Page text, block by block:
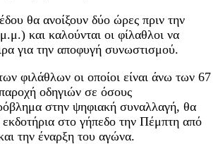
θα ανοίξουν δύο ώρες πριν την
και καλούνται οι φίλαθλοι να
για την αποφυγή συνωστισμού.
φιλάθλων οι οποίοι είναι άνω των 67
οδηγιών σε όσους
στην ψηφιακή συναλλαγή, θα
εκδοτήρια στο γήπεδο την Πέμπτη από
την έναρξη του αγώνα.